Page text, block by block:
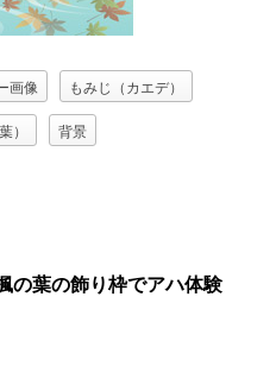
画像 もみじ（カエデ）
） 背景
の葉の飾り枠でアハ体験